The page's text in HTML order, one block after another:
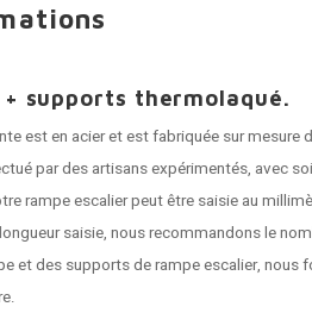
supports thermolaqué.
est en acier et est fabriquée sur mesure
par des artisans expérimentés, avec
rampe escalier peut être saisie au
saisie, nous recommandons le
et des supports de rampe escalier,